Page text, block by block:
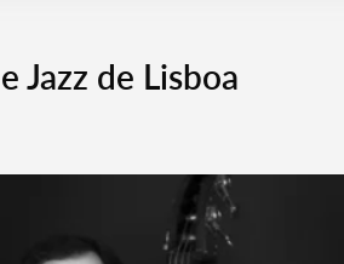
Jazz de Lisboa